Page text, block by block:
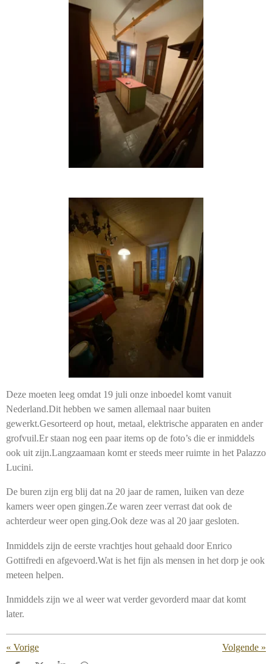
Deze moeten leeg omdat 19 juli onze inboedel komt vanuit
Nederland.Dit hebben we samen allemaal naar buiten
gewerkt.Gesorteerd op hout, metaal, elektrische apparaten en ander
grofvuil.Er staan nog een paar items op de foto’s die er inmiddels
ook uit zijn.Langzaamaan komt er steeds meer ruimte in het Palazzo
Lucini.
De buren zijn erg blij dat na 20 jaar de ramen, luiken van deze
kamers weer open gingen.Ze waren zeer verrast dat ook de
achterdeur weer open ging.Ook deze was al 20 jaar gesloten.
Inmiddels zijn de eerste vrachtjes hout gehaald door Enrico
Gottifredi en afgevoerd.Wat is het fijn als mensen in het dorp je ook
meteen helpen.
Inmiddels zijn we al weer wat verder gevorderd maar dat komt
later.
« Vorige Volgende »